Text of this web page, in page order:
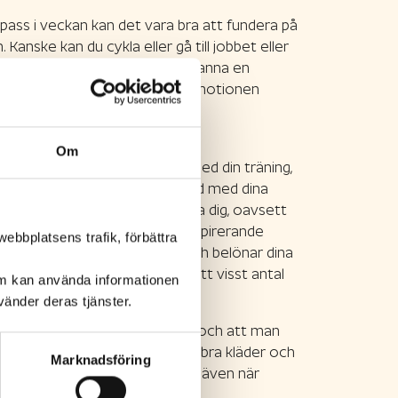
Om
trafik, förbättra
kan använda informationen
deras tjänster.
Marknadsföring
i veckan kan det vara bra att fundera på
kan du cykla eller gå till jobbet eller
till och från jobbet kan du stanna en
knep kan du låta vardagsmotionen
fokusera på fördelarna med din träning,
känner efter ett pass. Var nöjd med dina
som kan peppa dig, oavsett
finns det massor av inspirerande
påminner om rörelse och belönar dina
dig själv att vara i rörelse ett visst antal
eller kollegorna?
inte alltid är lika stark och att man
på dåligt väder – investera i bra kläder och
över tröskeln och tränat även när